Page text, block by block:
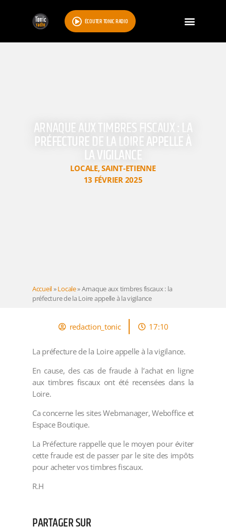
ÉCOUTER TONIC RADIO
ARNAQUE AUX TIMBRES FISCAUX : LA
PRÉFECTURE DE LA LOIRE APPELLE À
LA VIGILANCE
LOCALE,SAINT-ETIENNE
13 FÉVRIER 2025
Accueil»Locale»Arnaque aux timbres fiscaux : la
préfecture de la Loire appelle à la vigilance
redaction_tonic 17:10
La préfecture de la Loire appelle à la vigilance.
En cause, des cas de fraude à l’achat en ligne
aux timbres fiscaux ont été recensées dans la
Loire.
Ca concerne les sites Webmanager, Weboffice et
Espace Boutique.
La Préfecture rappelle que le moyen pour éviter
cette fraude est de passer par le site des impôts
pour acheter vos timbres fiscaux.
R.H
PARTAGER SUR